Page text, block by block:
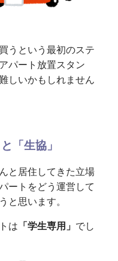
うという最初のステ
パート放置スタン
しいかもしれません
「生協」
と居住してきた立場
ートをどう運営して
と思います。
は 「学生専用」 でし